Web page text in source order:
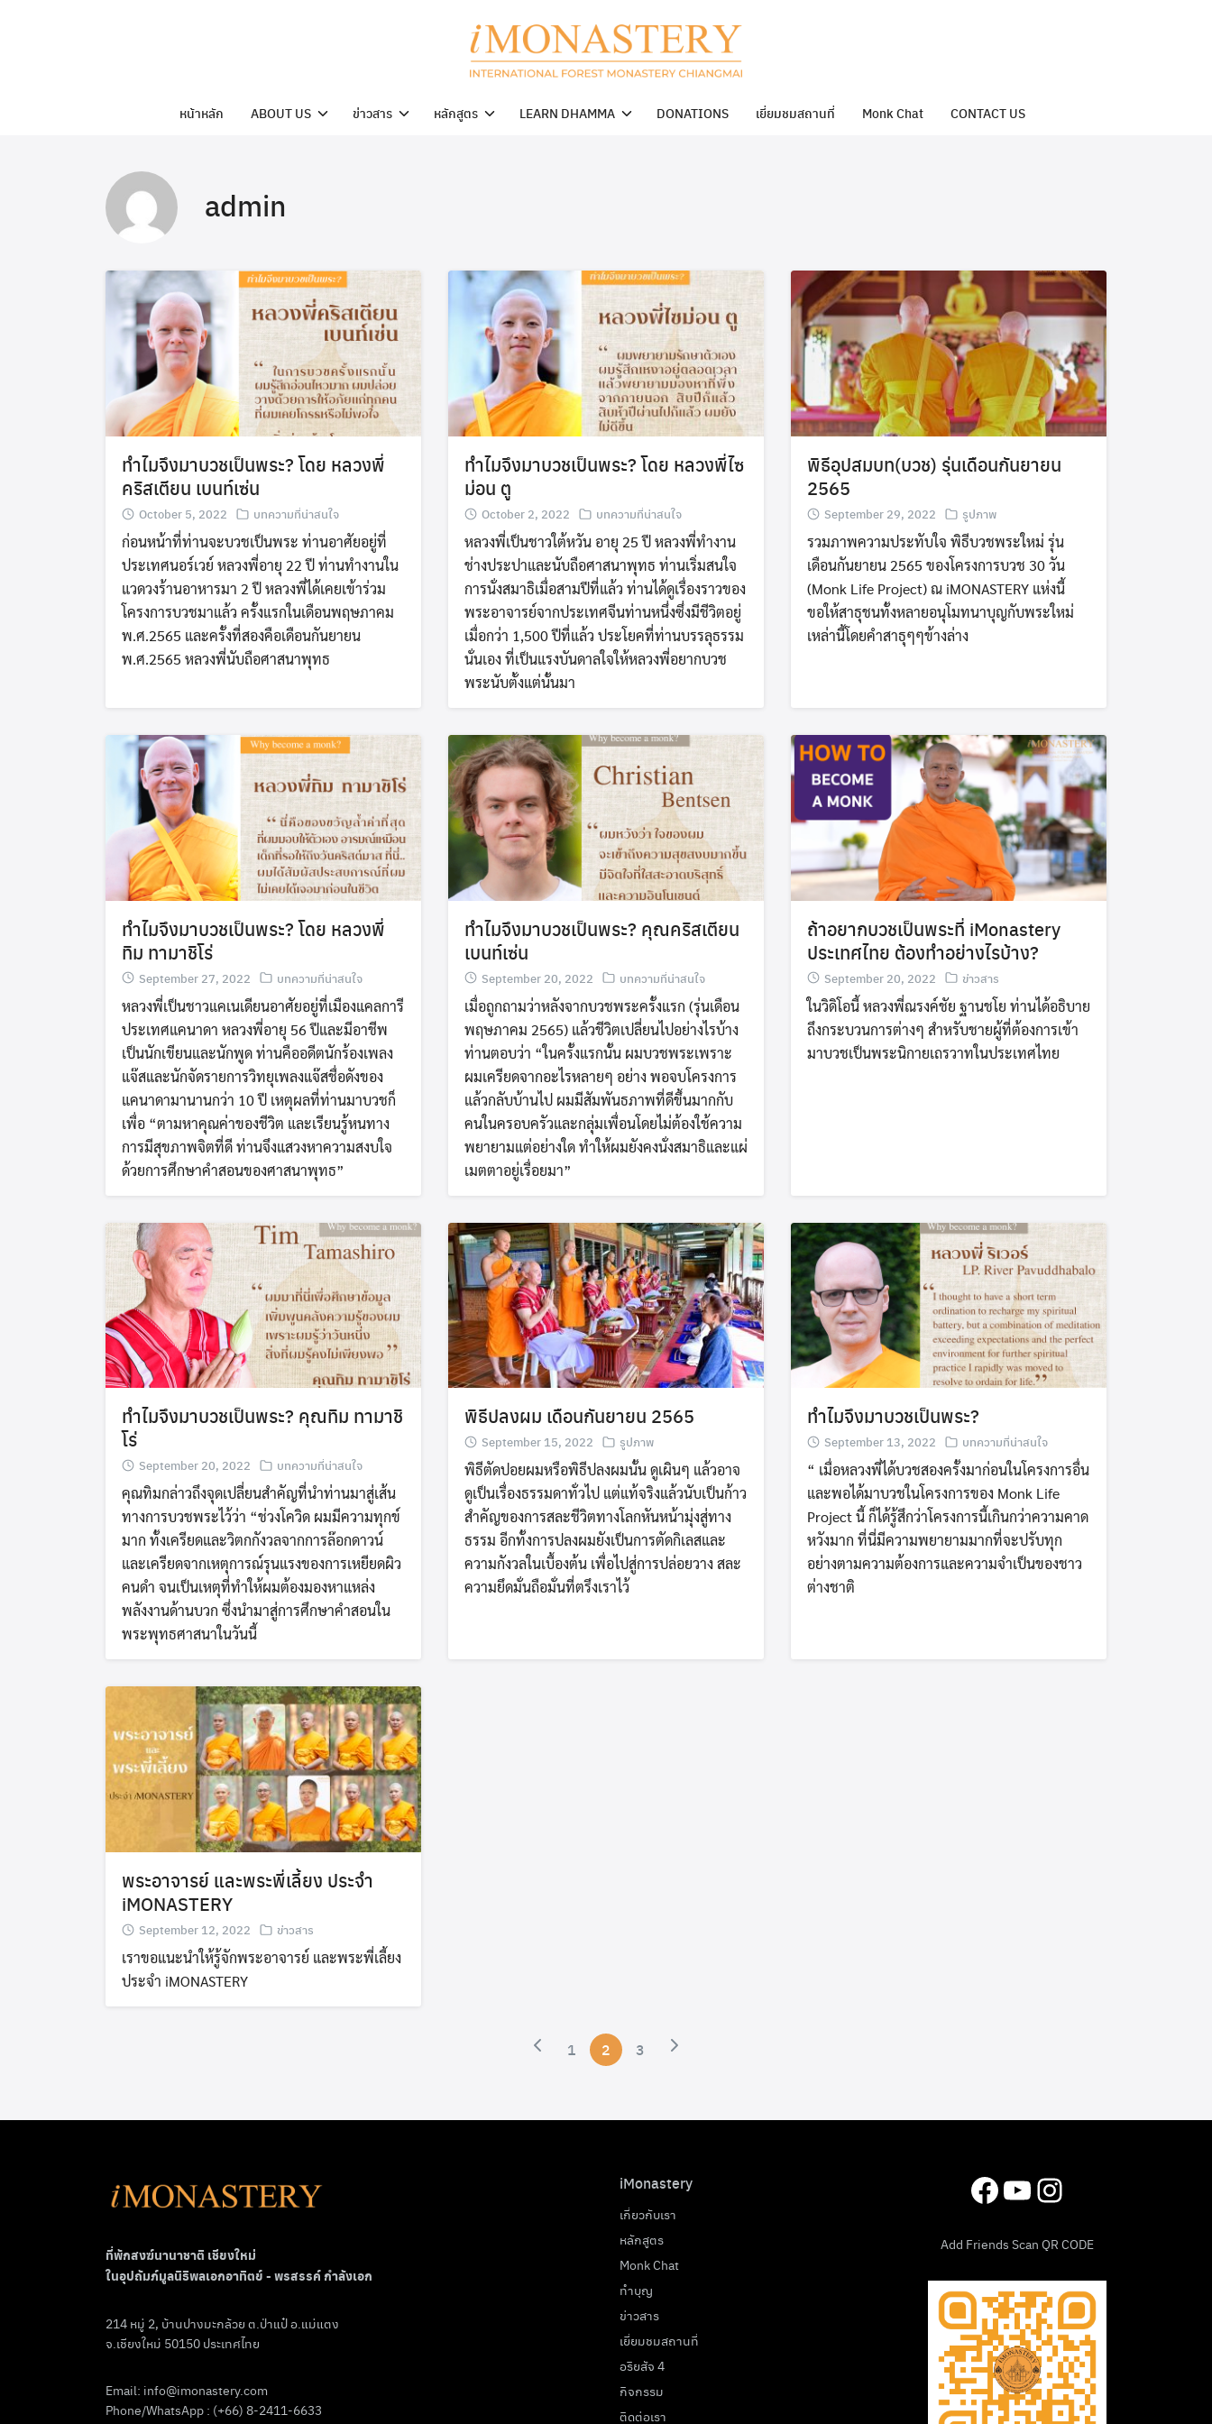
หน้าหลัก ABOUT US ข่าวสาร หลักสูตร LEARN DHAMMA DONATIONS เยี่ยมชมสถานที่ Monk Chat CONTACT US
Search
for:
Search
admin
ทำไมจึงมาบวชเป็นพระ? โดย หลวงพี่
คริสเตียน เบนท์เซ่น
October 5, 2022 บทความที่น่าสนใจ
ก่อนหน้าที่ท่านจะบวชเป็นพระ ท่านอาศัยอยู่ที่
ประเทศนอร์เวย์ หลวงพี่อายุ 22 ปี ท่านทำงานใน
แวดวงร้านอาหารมา 2 ปี หลวงพี่ได้เคยเข้าร่วม
โครงการบวชมาแล้ว ครั้งแรกในเดือนพฤษภาคม
พ.ศ.2565 และครั้งที่สองคือเดือนกันยายน
พ.ศ.2565 หลวงพี่นับถือศาสนาพุทธ
ทำไมจึงมาบวชเป็นพระ? โดย หลวงพี่ไซ
ม่อน ตู
October 2, 2022 บทความที่น่าสนใจ
หลวงพี่เป็นชาวใต้หวัน อายุ 25 ปี หลวงพี่ทำงาน
ช่างประปาและนับถือศาสนาพุทธ ท่านเริ่มสนใจ
การนั่งสมาธิเมื่อสามปีที่แล้ว ท่านได้ดูเรื่องราวของ
พระอาจารย์จากประเทศจีนท่านหนึ่งซึ่งมีชีวิตอยู่
เมื่อกว่า 1,500 ปีที่แล้ว ประโยคที่ท่านบรรลุธรรม
นั่นเอง ที่เป็นแรงบันดาลใจให้หลวงพี่อยากบวช
พระนับตั้งแต่นั้นมา
พิธีอุปสมบท(บวช) รุ่นเดือนกันยายน
2565
September 29, 2022 รูปภาพ
รวมภาพความประทับใจ พิธีบวชพระใหม่ รุ่น
เดือนกันยายน 2565 ของโครงการบวช 30 วัน
(Monk Life Project) ณ iMONASTERY แห่งนี้
ขอให้สาธุชนทั้งหลายอนุโมทนาบุญกับพระใหม่
เหล่านี้โดยคำสาธุๆๆข้างล่าง
ทำไมจึงมาบวชเป็นพระ? โดย หลวงพี่
ทิม ทามาชิโร่
September 27, 2022 บทความที่น่าสนใจ
หลวงพี่เป็นชาวแคเนเดียนอาศัยอยู่ที่เมืองแคลการี
ประเทศแคนาดา หลวงพี่อายุ 56 ปีและมีอาชีพ
เป็นนักเขียนและนักพูด ท่านคืออดีตนักร้องเพลง
แจ๊สและนักจัดรายการวิทยุเพลงแจ๊สชื่อดังของ
แคนาดามานานกว่า 10 ปี เหตุผลที่ท่านมาบวชก็
เพื่อ “ตามหาคุณค่าของชีวิต และเรียนรู้หนทาง
การมีสุขภาพจิตที่ดี ท่านจึงแสวงหาความสงบใจ
ด้วยการศึกษาคำสอนของศาสนาพุทธ”
ทำไมจึงมาบวชเป็นพระ? คุณคริสเตียน
เบนท์เซ่น
September 20, 2022 บทความที่น่าสนใจ
เมื่อถูกถามว่าหลังจากบวชพระครั้งแรก (รุ่นเดือน
พฤษภาคม 2565) แล้วชีวิตเปลี่ยนไปอย่างไรบ้าง
ท่านตอบว่า “ในครั้งแรกนั้น ผมบวชพระเพราะ
ผมเครียดจากอะไรหลายๆ อย่าง พอจบโครงการ
แล้วกลับบ้านไป ผมมีสัมพันธภาพที่ดีขึ้นมากกับ
คนในครอบครัวและกลุ่มเพื่อนโดยไม่ต้องใช้ความ
พยายามแต่อย่างใด ทำให้ผมยังคงนั่งสมาธิและแผ่
เมตตาอยู่เรื่อยมา”
ถ้าอยากบวชเป็นพระที่ iMonastery
ประเทศไทย ต้องทำอย่างไรบ้าง?
September 20, 2022 ข่าวสาร
ในวิดิโอนี้ หลวงพี่ณรงค์ชัย ฐานชโย ท่านได้อธิบาย
ถึงกระบวนการต่างๆ สำหรับชายผู้ที่ต้องการเข้า
มาบวชเป็นพระนิกายเถรวาทในประเทศไทย
ทำไมจึงมาบวชเป็นพระ? คุณทิม ทามาชิ
โร่
September 20, 2022 บทความที่น่าสนใจ
คุณทิมกล่าวถึงจุดเปลี่ยนสำคัญที่นำท่านมาสู่เส้น
ทางการบวชพระไว้ว่า “ช่วงโควิด ผมมีความทุกข์
มาก ทั้งเครียดและวิตกกังวลจากการล๊อกดาวน์
และเครียดจากเหตุการณ์รุนแรงของการเหยียดผิว
คนดำ จนเป็นเหตุที่ทำให้ผมต้องมองหาแหล่ง
พลังงานด้านบวก ซึ่งนำมาสู่การศึกษาคำสอนใน
พระพุทธศาสนาในวันนี้
พิธีปลงผม เดือนกันยายน 2565
September 15, 2022 รูปภาพ
พิธีตัดปอยผมหรือพิธีปลงผมนั้น ดูเผินๆ แล้วอาจ
ดูเป็นเรื่องธรรมดาทั่วไป แต่แท้จริงแล้วนับเป็นก้าว
สำคัญของการสละชีวิตทางโลกหันหน้ามุ่งสู่ทาง
ธรรม อีกทั้งการปลงผมยังเป็นการตัดกิเลสและ
ความกังวลในเบื้องต้น เพื่อไปสู่การปล่อยวาง สละ
ความยึดมั่นถือมั่นที่ตรึงเราไว้
ทำไมจึงมาบวชเป็นพระ?
September 13, 2022 บทความที่น่าสนใจ
“ เมื่อหลวงพี่ได้บวชสองครั้งมาก่อนในโครงการอื่น
และพอได้มาบวชในโครงการของ Monk Life
Project นี้ ก็ได้รู้สึกว่าโครงการนี้เกินกว่าความคาด
หวังมาก ที่นี่มีความพยายามมากที่จะปรับทุก
อย่างตามความต้องการและความจำเป็นของชาว
ต่างชาติ
พระอาจารย์ และพระพี่เลี้ยง ประจำ
iMONASTERY
September 12, 2022 ข่าวสาร
เราขอแนะนำให้รู้จักพระอาจารย์ และพระพี่เลี้ยง
ประจำ iMONASTERY
1 2 3
ที่พักสงฆ์นานาชาติ เชียงใหม่
ในอุปถัมภ์มูลนิธิพลเอกอาทิตย์ - พรสรรค์ กำลังเอก
214 หมู่ 2, บ้านปางมะกล้วย ต.ป่าแป๋ อ.แม่แตง
จ.เชียงใหม่ 50150 ประเทศไทย
Email: info@imonastery.com
Phone/WhatsApp : (+66) 8-2411-6633
iMonastery
เกี่ยวกับเรา
หลักสูตร
Monk Chat
ทำบุญ
ข่าวสาร
เยี่ยมชมสถานที่
อริยสัจ 4
กิจกรรม
ติดต่อเรา
Facebook
YouTube
Instagram
Add Friends Scan QR CODE